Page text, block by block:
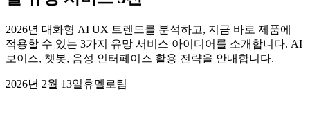
2026년 대화형 AI UX 트렌드를 분석하고, 지금 바로 제품에
적용할 수 있는 3가지 유망 서비스 아이디어를 소개합니다. AI
보이스, 챗봇, 음성 인터페이스 활용 전략을 안내합니다.
2026년 2월 13일휴멜로팀